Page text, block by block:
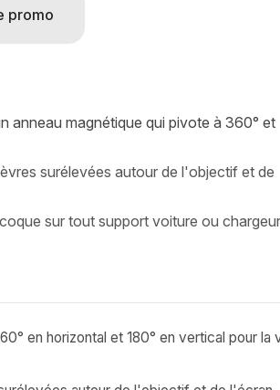
promo
anneau magnétique qui pivote à 360° et
surélevées autour de l'objectif et de
sur tout support voiture ou chargeur
en horizontal et 180° en vertical pour la